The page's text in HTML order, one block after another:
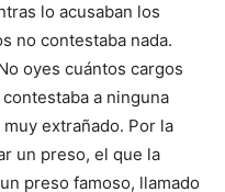
lo acusaban los
no contestaba nada.
oyes cuántos cargos
a ninguna
extrañado. Por la
un preso, el que la
preso famoso, llamado